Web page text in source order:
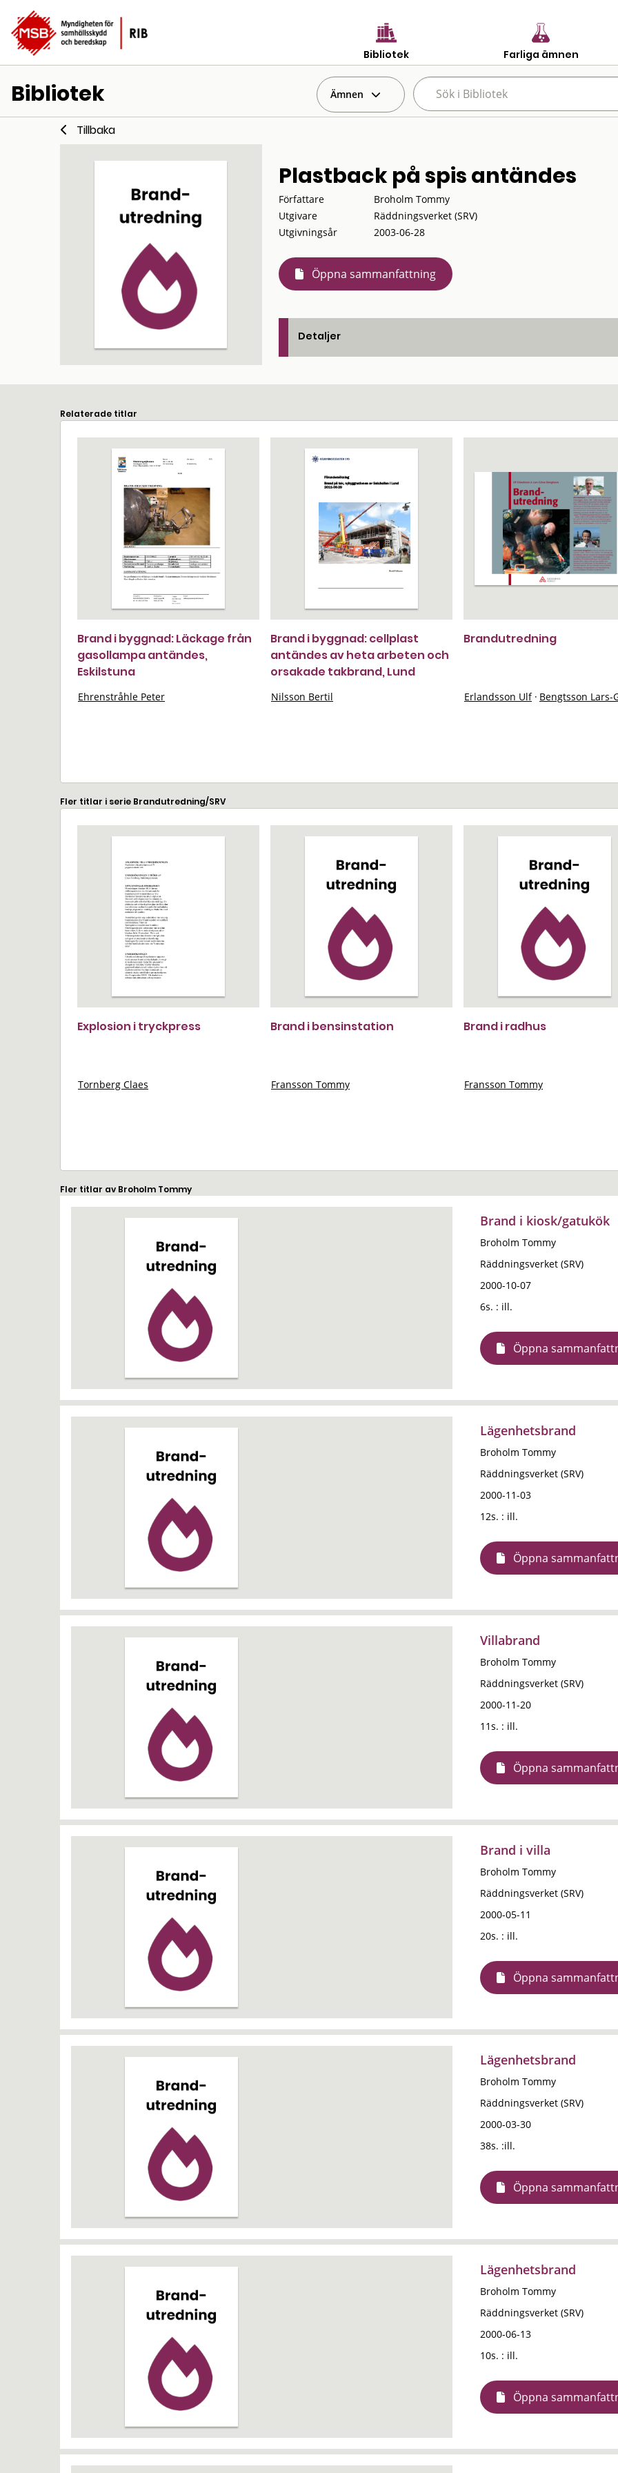
Bibliotek Farliga ämnen
Bibliotek Ämnen
Tillbaka
Plastback på spis antändes
Författare
Broholm Tommy
Utgivare
Räddningsverket (SRV)
Utgivningsår
2003-06-28
Öppna sammanfattning
Detaljer
Relaterade titlar
Brand i byggnad: Läckage från
gasollampa antändes,
Eskilstuna
Ehrenstråhle Peter
Brand i byggnad: cellplast
antändes av heta arbeten och
orsakade takbrand, Lund
Nilsson Bertil
Brandutredning
Erlandsson Ulf · Bengtsson Lars-
Fler titlar i serie Brandutredning/SRV
Explosion i tryckpress
Tornberg Claes
Brand i bensinstation
Fransson Tommy
Brand i radhus
Fransson Tommy
Fler titlar av Broholm Tommy
Brand i kiosk/gatukök
Broholm Tommy
Räddningsverket (SRV)
2000-10-07
6s. : ill.
Öppna
Lägenhetsbrand
Broholm Tommy
Räddningsverket (SRV)
2000-11-03
12s. : ill.
Öppna
Villabrand
Broholm Tommy
Räddningsverket (SRV)
2000-11-20
11s. : ill.
Öppna
Brand i villa
Broholm Tommy
Räddningsverket (SRV)
2000-05-11
20s. : ill.
Öppna
Lägenhetsbrand
Broholm Tommy
Räddningsverket (SRV)
2000-03-30
38s. :ill.
Öppna
Lägenhetsbrand
Broholm Tommy
Räddningsverket (SRV)
2000-06-13
10s. : ill.
Öppna